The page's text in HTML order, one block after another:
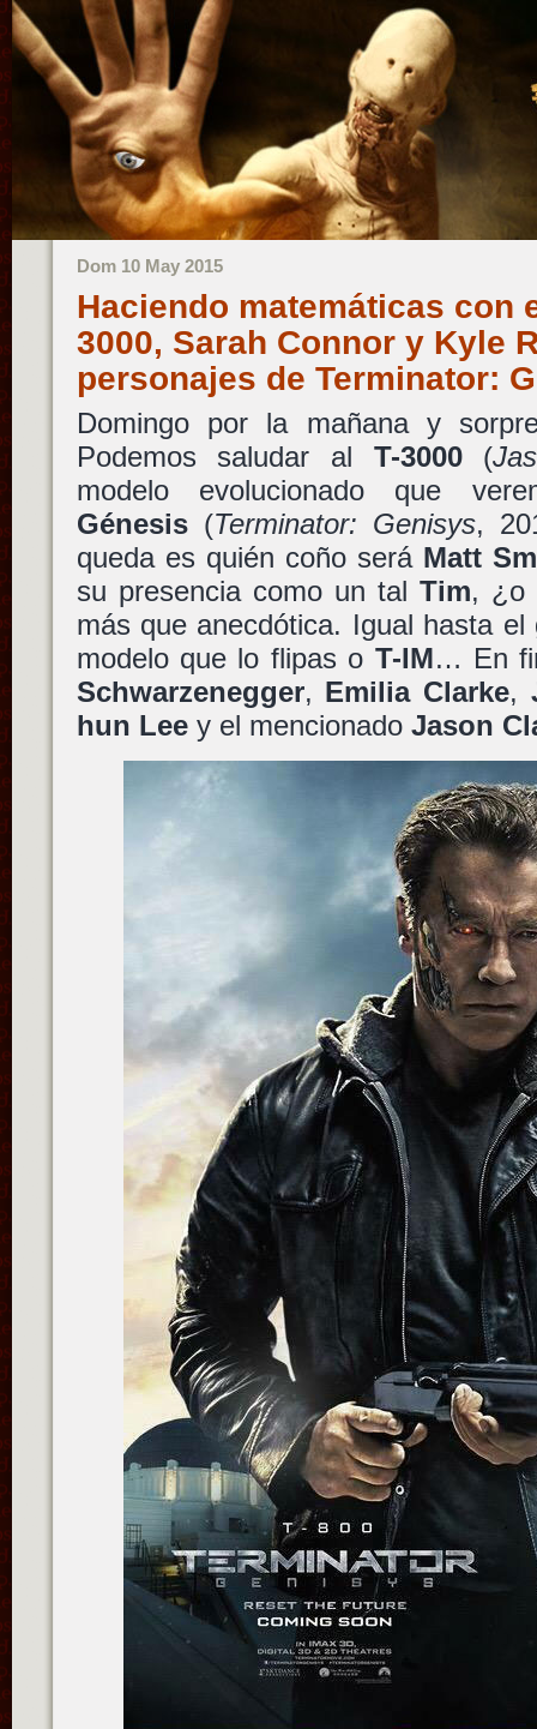
Dom 10 May 2015
Haciendo matemáticas con
3000, Sarah Connor y Kyle
personajes de Terminator:
Domingo por la mañana y
Podemos saludar al T-3000(
modelo evolucionado que
Génesis(Terminator: Genisys,
queda es quién coño será Matt
su presencia como un tal Tim, ¿o
más que anecdótica. Igual hasta
modelo que lo flipas o T-IM… En
Schwarzenegger, Emilia Clarke,
hun Leey el mencionado Jason